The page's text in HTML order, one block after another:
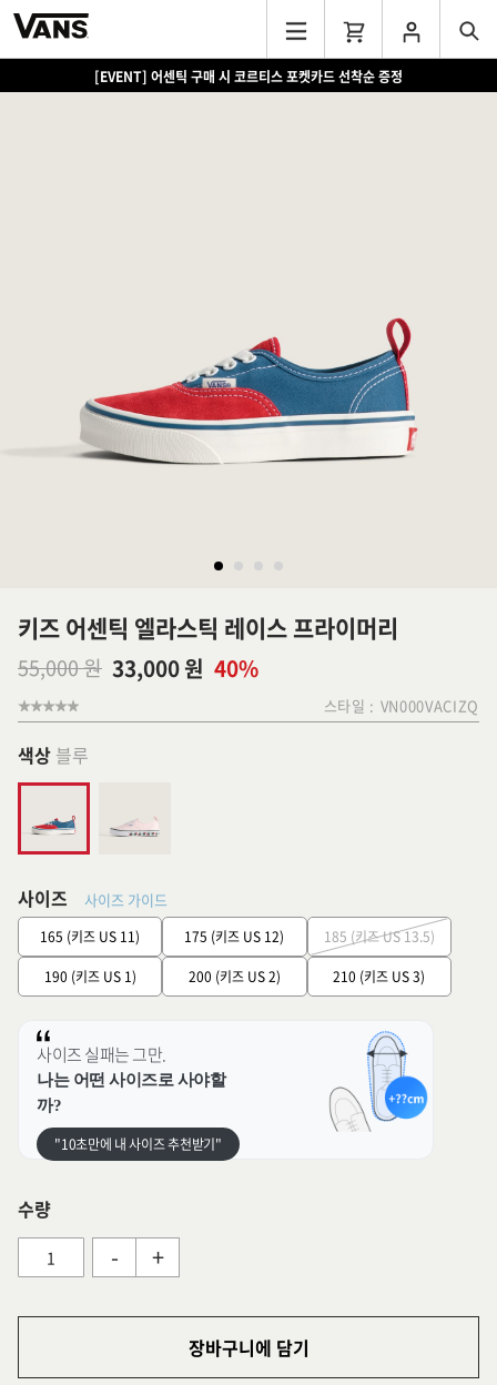
[EVENT] 어센틱 구매 시 코르티스 포켓카드 선착순 증정
키즈 어센틱 엘라스틱 레이스 프라이머리
55,000 원 33,000 원 40%
스타일 : VN000VACIZQ
색상 블루
사이즈 사이즈 가이드
165 (키즈 US 11) 175 (키즈 US 12)
185 (키즈 US 13.5)
190 (키즈 US 1)
200 (키즈 US 2) 210 (키즈 US 3)
사이즈 실패는 그만.
나는 어떤 사이즈로 사야할
까?
"10초만에 내 사이즈 추천받기"
수량
- +
장바구니에 담기